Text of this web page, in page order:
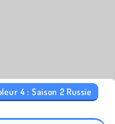
4 : Saison 2 Russie